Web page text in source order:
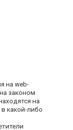
на web-
законом
на
какой-либо